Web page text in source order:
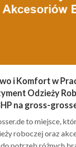
i Komfort w
Odzieży
na gross-
to miejsce,
roboczej oraz